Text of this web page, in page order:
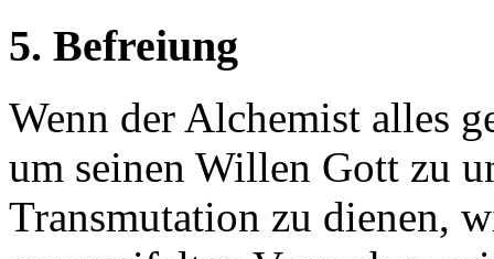
5. Befreiung
Wenn der Alchemist alles
um seinen Willen Gott zu
Transmutation zu dienen,